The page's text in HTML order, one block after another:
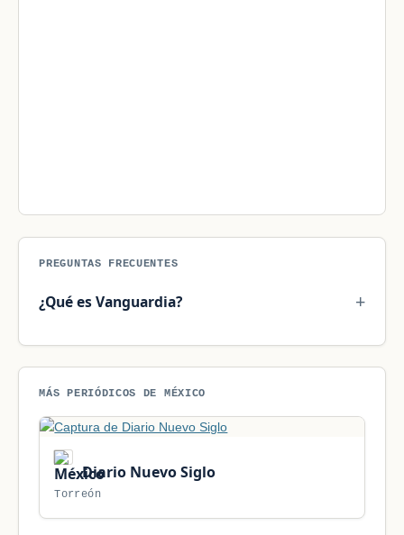
PREGUNTAS FRECUENTES
¿Qué es Vanguardia?
MÁS PERIÓDICOS DE MÉXICO
Diario Nuevo Siglo
Torreón